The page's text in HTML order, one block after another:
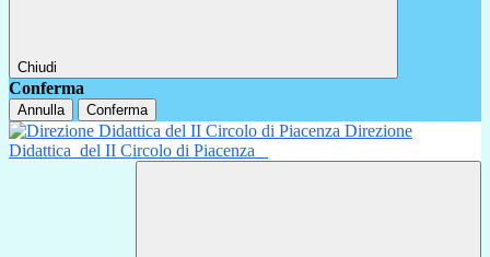
Chiudi
Conferma
Annulla Conferma
Direzione
Didattica del II Circolo di Piacenza